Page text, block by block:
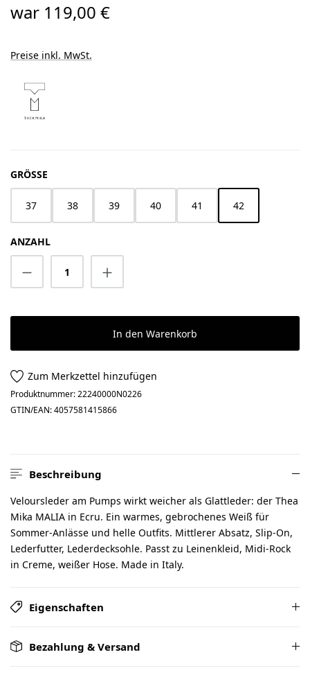
war 119,00 €
Preise inkl. MwSt.
GRÖSSE
37 38 39 40 41 42
ANZAHL
Produkt Anzahl: Gib den gewünschten
In den Warenkorb
Zum Merkzettel hinzufügen
Produktnummer:22240000N0226
GTIN/EAN:4057581415866
Beschreibung
Veloursleder am Pumps wirkt weicher als Glattleder: der Thea
Mika MALIA in Ecru. Ein warmes, gebrochenes Weiß für
Sommer-Anlässe und helle Outfits. Mittlerer Absatz, Slip-On,
Lederfutter, Lederdecksohle. Passt zu Leinenkleid, Midi-Rock
in Creme, weißer Hose. Made in Italy.
Eigenschaften
Bezahlung & Versand